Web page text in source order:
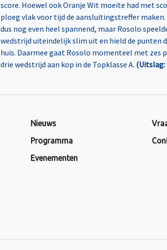
score. Hoewel ook Oranje Wit moeite had met
ploeg vlak voor tijd de aansluitingstreffer maken.
dus nog even heel spannend, maar Rosolo
wedstrijd uiteindelijk slim uit en hield de punten
huis. Daarmee gaat Rosolo momenteel met zes
drie wedstrijd aan kop in de Topklasse A. (Uitslag:
Nieuws
Programma
Evenementen